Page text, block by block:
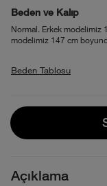
Beden ve Kalıp
Normal. Erkek modelimiz
modelimiz 147 cm
Beden Tablosu
Sepete Ekle
Açıklama